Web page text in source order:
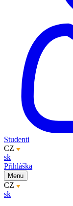
Studenti
CZ
sk
Přihláška
Menu
CZ
sk